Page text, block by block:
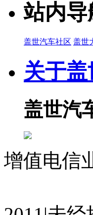
站内导
盖世汽车社区 盖世
关于盖
盖世汽
增值电信